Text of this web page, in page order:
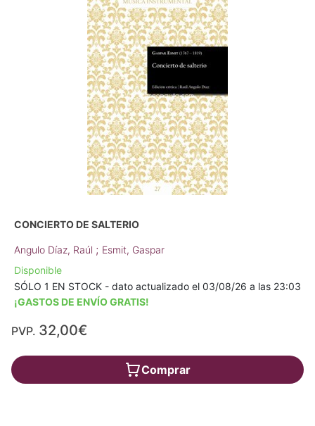
CONCIERTO DE SALTERIO
Angulo Díaz, Raúl ; Esmit, Gaspar
Disponible
SÓLO 1 EN STOCK - dato actualizado el 03/08/26 a las 23:03
¡GASTOS DE ENVÍO GRATIS!
PVP. 32,00€
Comprar